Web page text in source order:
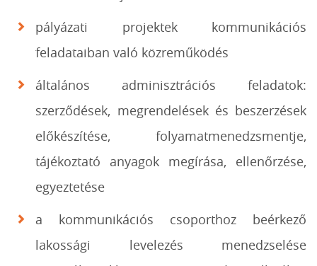
pályázati projektek kommunikációs
feladataiban való közreműködés
általános adminisztrációs feladatok:
szerződések, megrendelések és beszerzések
előkészítése, folyamatmenedzsmentje,
tájékoztató anyagok megírása, ellenőrzése,
egyeztetése
a kommunikációs csoporthoz beérkező
lakossági levelezés menedzselése